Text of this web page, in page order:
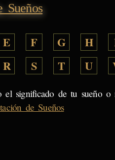
Sueños
E F G H
R
S T U
significado de tu sueño
de Sueños